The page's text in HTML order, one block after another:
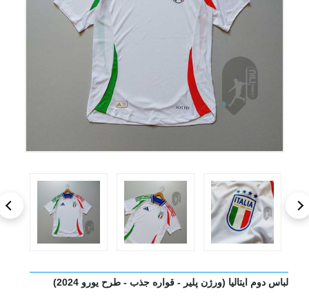
لباس دوم ایتالیا (ورژن پلیر - قواره جذب - طرح یورو 2024)